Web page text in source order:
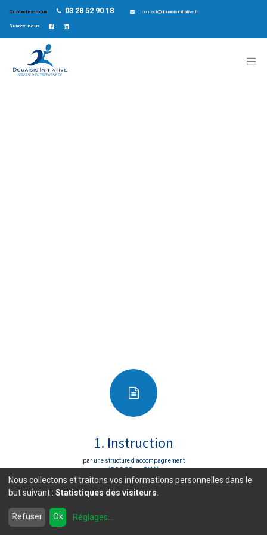
Contactez-nous 03 28 52 90 18 contact@douaisis-initiative.fr
Suivez-nous
1. Instruction
par une structure d'accompagnement
(BGE,CCI ou CMA)
Nous collectons et traitons vos informations personnelles dans le
but suivant : Statistiques des visiteurs
Refuser Ok Réglages...